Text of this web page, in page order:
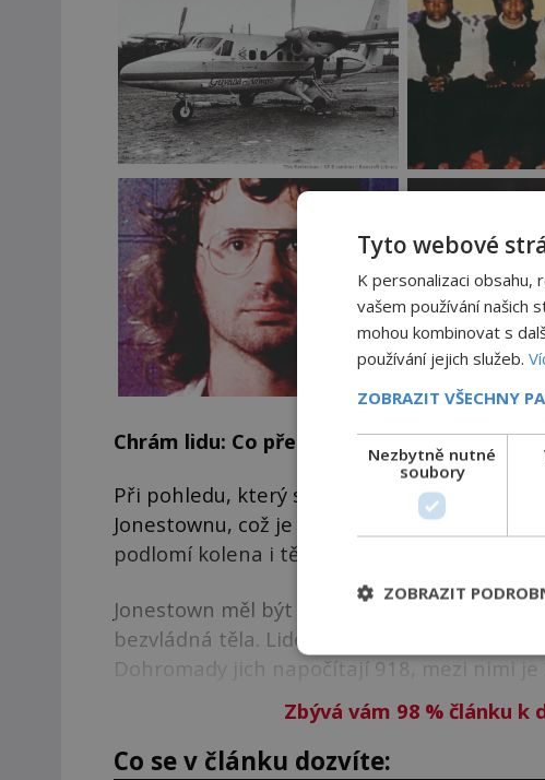
Chrám lidu: Co předcházelo největší
Při pohledu, který se naskytne mužům
Jonestownu, což je obří farma ukrytá v
podlomí kolena i těm nejotrlejším z nich.
Jonestown měl být ráj na Zemi, teď ale
bezvládná těla. Lidé různých ras, pohlaví a
Dohromady jich napočítají 918, mezi nimi je
Zbývá vám 98 %článku k
Co se v článku dozvíte:
Tyto webové
K personalizaci obsahu,
vašem používání našich
mohou kombinovat s
používání jejich služeb.
ZOBRAZIT VŠECHNY
Nezbytně nutné
soubory
ZOBRAZIT